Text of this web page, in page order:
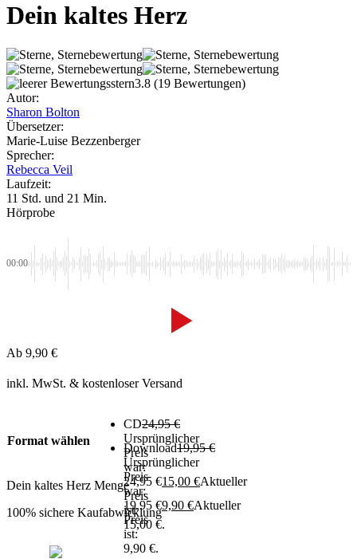
Dein kaltes Herz
3.8 (19 Bewertungen)
Autor:
Sharon Bolton
Übersetzer:
Marie-Luise Bezzenberger
Sprecher:
Rebecca Veil
Laufzeit:
11 Std. und 21 Min.
Hörprobe
00:00
Ab 9,90 €
inkl. MwSt. & kostenloser Versand
Format wählen
CD24,95€
Ursprünglicher
Preis
war:
24,95 €15,00 €Aktueller
Preis
ist:
15,00 €.
Download19,95€
Ursprünglicher
Preis
war:
19,95 €9,90 €Aktueller
Preis
ist:
9,90 €.
Dein kaltes Herz Menge
100% sichere Kaufabwicklung